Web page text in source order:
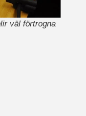
väl förtrogna